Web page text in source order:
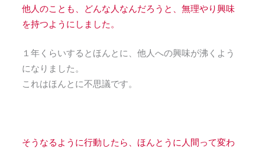
他人のことも、どんな人なんだろうと、無理やり興味
を持つようにしました。
１年くらいするとほんとに、他人への興味が沸くよう
になりました。
これはほんとに不思議です。
そうなるように行動したら、ほんとうに人間って変わ